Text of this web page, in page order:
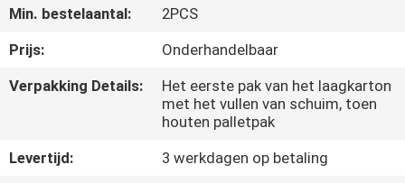
CONTACTEER
ONS
Min. bestelaantal:
2PCS
Prijs:
Onderhandelbaar
Verpakking Details:
Het eerste pak van het laagkarton
met het vullen van schuim, toen
houten palletpak
Levertijd:
3 werkdagen op betaling